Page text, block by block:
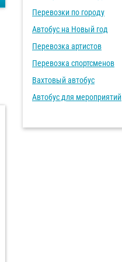
Перевозки по городу
Автобус на Новый год
Перевозка артистов
Перевозка спортсменов
Вахтовый автобус
Автобус для мероприятий